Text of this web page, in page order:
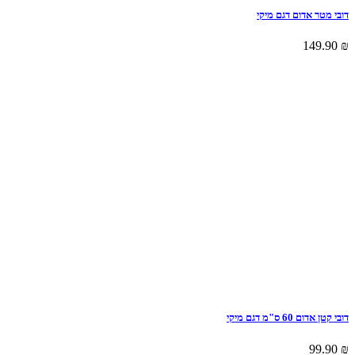
דובי מטר אדום דגם מיקי
₪
דובי קטן אדום 60 ס"מ דגם מיקי
₪